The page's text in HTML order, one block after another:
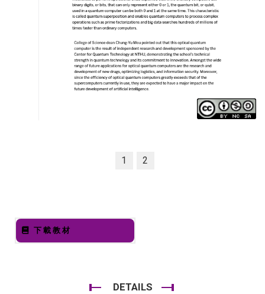
1 2
下載教材
DETAILS